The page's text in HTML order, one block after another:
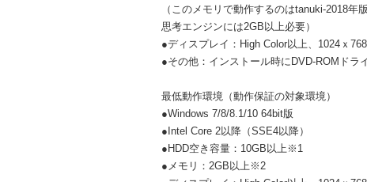
（このメモリで動作するのはtanuki-2018
思考エンジンには2GB以上必要）
●ディスプレイ：High Color以上、1024ｘ
●その他：インストール時にDVD-ROMドラ
最低動作環境（動作保証の対象環境）
●Windows 7/8/8.1/10 64bit版
●Intel Core 2以降（SSE4以降）
●HDD空き容量：10GB以上※1
●メモリ：2GB以上※2